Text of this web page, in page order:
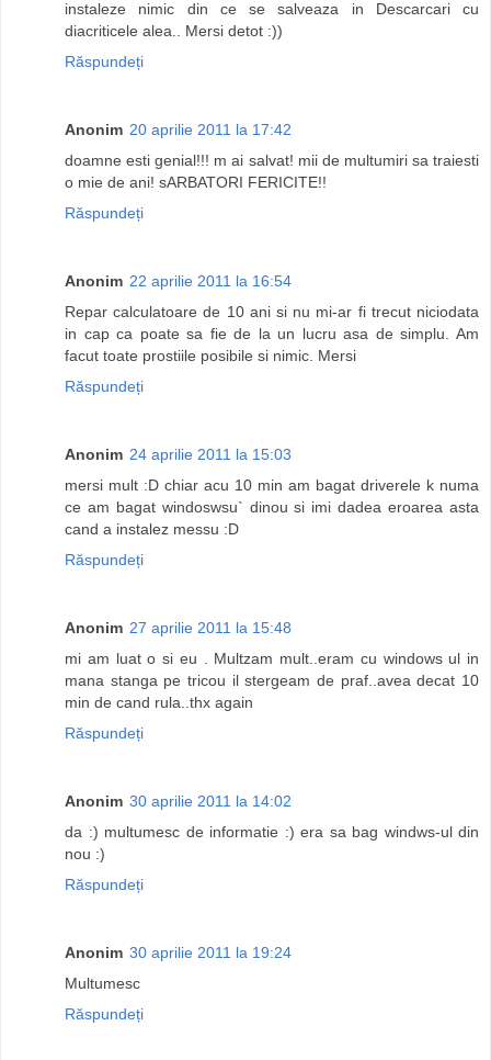
instaleze nimic din ce se salveaza in Descarcari cu
diacriticele alea.. Mersi detot :))
Răspundeți
Anonim 20 aprilie 2011 la 17:42
doamne esti genial!!! m ai salvat! mii de multumiri sa traiesti
o mie de ani! sARBATORI FERICITE!!
Răspundeți
Anonim 22 aprilie 2011 la 16:54
Repar calculatoare de 10 ani si nu mi-ar fi trecut niciodata
in cap ca poate sa fie de la un lucru asa de simplu. Am
facut toate prostiile posibile si nimic. Mersi
Răspundeți
Anonim 24 aprilie 2011 la 15:03
mersi mult :D chiar acu 10 min am bagat driverele k numa
ce am bagat windoswsu` dinou si imi dadea eroarea asta
cand a instalez messu :D
Răspundeți
Anonim 27 aprilie 2011 la 15:48
mi am luat o si eu . Multzam mult..eram cu windows ul in
mana stanga pe tricou il stergeam de praf..avea decat 10
min de cand rula..thx again
Răspundeți
Anonim 30 aprilie 2011 la 14:02
da :) multumesc de informatie :) era sa bag windws-ul din
nou :)
Răspundeți
Anonim 30 aprilie 2011 la 19:24
Multumesc
Răspundeți